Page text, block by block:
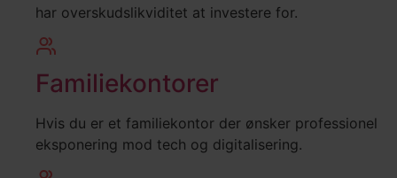
har overskudslikviditet at investere for.
Familiekontorer
Hvis du er et familiekontor der ønsker professionel
eksponering mod tech og digitalisering.